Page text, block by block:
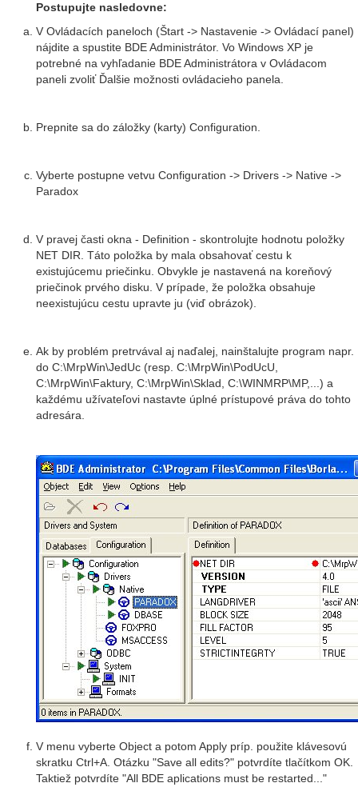
Postupujte nasledovne:
V Ovládacích paneloch (Štart -> Nastavenie -> Ovládací panel)
nájdite a spustite BDE Administrátor. Vo Windows XP je
potrebné na vyhľadanie BDE Administrátora v Ovládacom
paneli zvoliť Ďalšie možnosti ovládacieho panela.
Prepnite sa do záložky (karty) Configuration.
Vyberte postupne vetvu Configuration -> Drivers -> Native ->
Paradox
V pravej časti okna - Definition - skontrolujte hodnotu položky
NET DIR. Táto položka by mala obsahovať cestu k
existujúcemu priečinku. Obvykle je nastavená na koreňový
priečinok prvého disku. V prípade, že položka obsahuje
neexistujúcu cestu upravte ju (viď obrázok).
Ak by problém pretrvával aj naďalej, nainštalujte program napr.
do C:\MrpWin\JedUc (resp. C:\MrpWin\PodUcU,
C:\MrpWin\Faktury, C:\MrpWin\Sklad, C:\WINMRP\MP,...) a
každému užívateľovi nastavte úplné prístupové práva do tohto
adresára.
V menu vyberte Object a potom Apply príp. použite klávesovú
skratku Ctrl+A. Otázku "Save all edits?" potvrdíte tlačítkom OK.
Taktiež potvrdíte "All BDE aplications must be restarted..."